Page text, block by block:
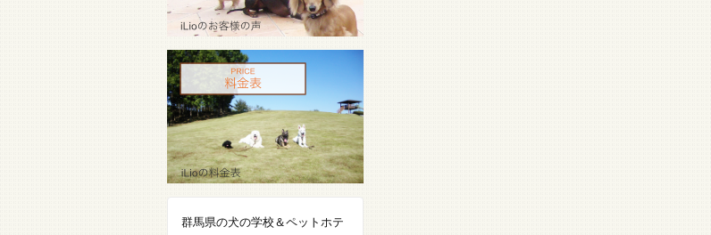
群馬県の犬の学校＆ペットホテ